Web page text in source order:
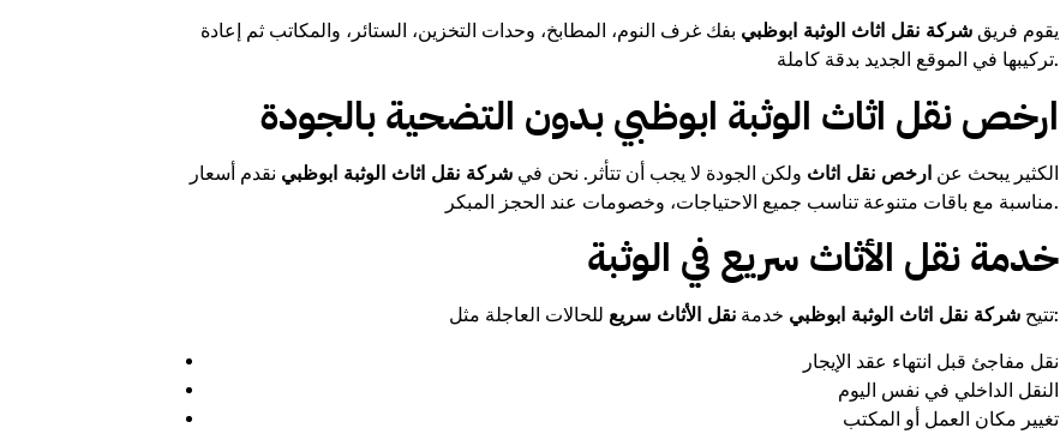
يقوم فريق شركة نقل اثاث الوثبة ابوظبي بفك غرف النوم، المطابخ، وحدات التخزين، الستائر، والمكاتب ثم إعادة
تركيبها في الموقع الجديد بدقة كاملة.
ارخص نقل اثاث الوثبة ابوظبي بدون التضحية بالجودة
الكثير يبحث عن ارخص نقل اثاث ولكن الجودة لا يجب أن تتأثر. نحن في شركة نقل اثاث الوثبة ابوظبي نقدم أسعار
مناسبة مع باقات متنوعة تناسب جميع الاحتياجات، وخصومات عند الحجز المبكر.
خدمة نقل الأثاث سريع في الوثبة
تتيح شركة نقل اثاث الوثبة ابوظبي خدمة نقل الأثاث سريع للحالات العاجلة مثل:
نقل مفاجئ قبل انتهاء عقد الإيجار
النقل الداخلي في نفس اليوم
تغيير مكان العمل أو المكتب